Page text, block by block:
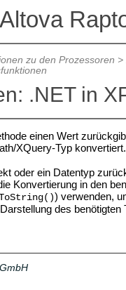
Altova
zu den Prozessoren >
.NET in
einen Wert
XQuery-Typ
oder ein Datentyp
Konvertierung in den
) verwenden,
des